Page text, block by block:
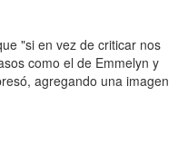
"si en vez de criticar nos
como el de Emmelyn y
agregando una imagen